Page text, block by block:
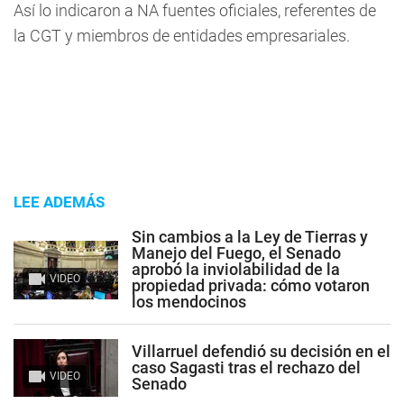
Así lo indicaron a NA fuentes oficiales, referentes de
la CGT y miembros de entidades empresariales.
LEE ADEMÁS
VIDEO
Sin cambios a la Ley de Tierras y
Manejo del Fuego, el Senado
aprobó la inviolabilidad de la
propiedad privada: cómo votaron
los mendocinos
VIDEO
Villarruel defendió su decisión en el
caso Sagasti tras el rechazo del
Senado